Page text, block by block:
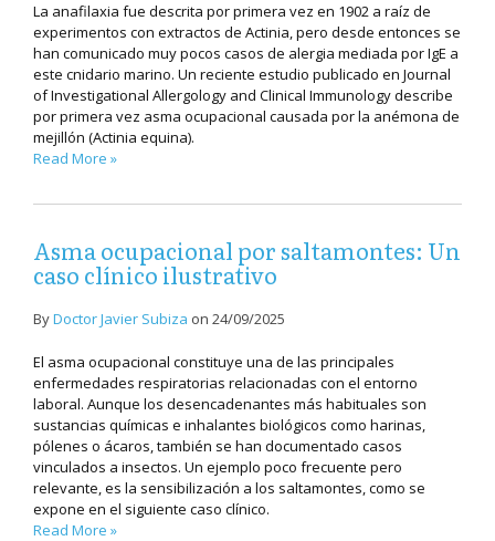
La anafilaxia fue descrita por primera vez en 1902 a raíz de
experimentos con extractos de Actinia, pero desde entonces se
han comunicado muy pocos casos de alergia mediada por IgE a
este cnidario marino. Un reciente estudio publicado en Journal
of Investigational Allergology and Clinical Immunology describe
por primera vez asma ocupacional causada por la anémona de
mejillón (Actinia equina).
Read More »
Asma ocupacional por saltamontes: Un
caso clínico ilustrativo
ByDoctor Javier Subiza on 24/09/2025
El asma ocupacional constituye una de las principales
enfermedades respiratorias relacionadas con el entorno
laboral. Aunque los desencadenantes más habituales son
sustancias químicas e inhalantes biológicos como harinas,
pólenes o ácaros, también se han documentado casos
vinculados a insectos. Un ejemplo poco frecuente pero
relevante, es la sensibilización a los saltamontes, como se
expone en el siguiente caso clínico.
Read More »